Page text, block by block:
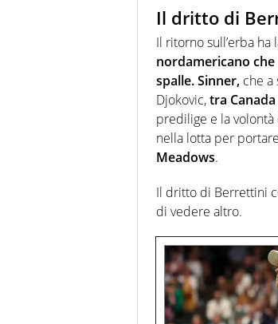
Il dritto di
Il ritorno sull’erba
nordamericano
spalle.Sinner, che
Djokovic,tra
predilige e la
nella lotta per
Meadows.
Il dritto di Berrettini
di vedere altro.